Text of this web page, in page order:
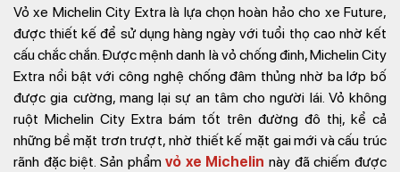
Vỏ xe Michelin City Extra là lựa chọn hoàn hảo cho xe Future,
được thiết kế để sử dụng hàng ngày với tuổi thọ cao nhờ kết
cấu chắc chắn. Được mệnh danh là vỏ chống đinh, Michelin City
Extra nổi bật với công nghệ chống đâm thủng nhờ ba lớp bố
được gia cường, mang lại sự an tâm cho người lái. Vỏ không
ruột Michelin City Extra bám tốt trên đường đô thị, kể cả
những bề mặt trơn trượt, nhờ thiết kế mặt gai mới và cấu trúc
rãnh đặc biệt. Sản phẩmvỏ xe Michelin này đã chiếm được